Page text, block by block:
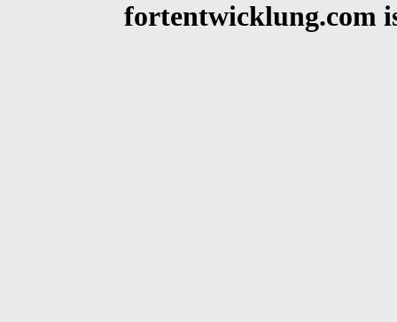
fortentwicklung.com